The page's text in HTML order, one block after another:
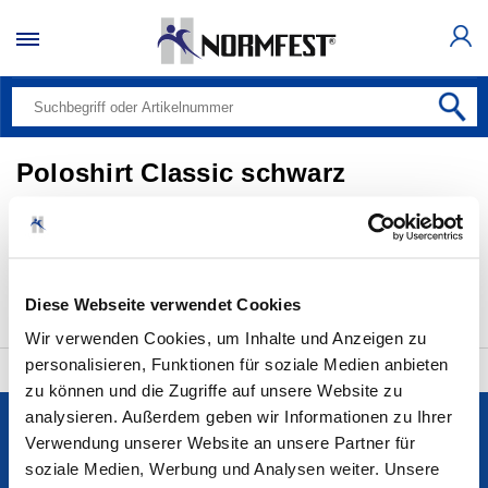
Diese Webseite verwendet Cookies
Wir verwenden Cookies, um Inhalte und Anzeigen zu
personalisieren, Funktionen für soziale Medien anbieten
zu können und die Zugriffe auf unsere Website zu
analysieren. Außerdem geben wir Informationen zu Ihrer
Verwendung unserer Website an unsere Partner für
soziale Medien, Werbung und Analysen weiter. Unsere
Poloshirt Classic schwarz
Alle Produkte (0)
Services
Unternehmen